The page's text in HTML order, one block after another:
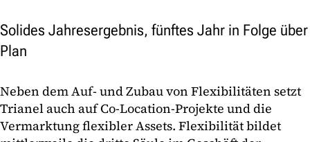
Solides Jahresergebnis, fünftes Jahr in Folge über
Plan
Neben dem Auf- und Zubau von Flexibilitäten setzt
Trianel auch auf Co-Location-Projekte und die
Vermarktung flexibler Assets. Flexibilität bildet